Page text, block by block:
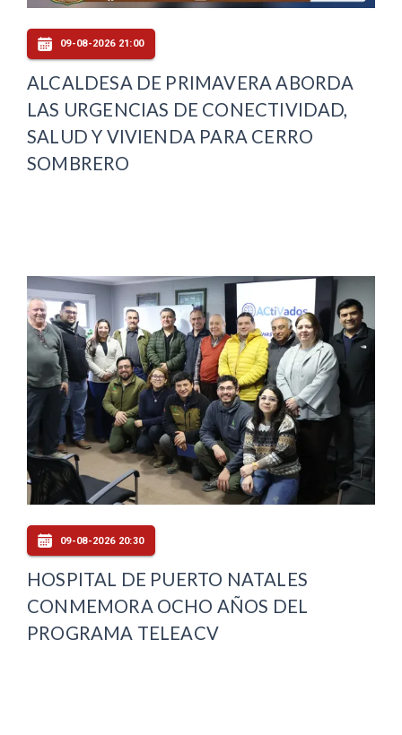
09-08-2026 21:00
ALCALDESA DE PRIMAVERA ABORDA
LAS URGENCIAS DE CONECTIVIDAD,
SALUD Y VIVIENDA PARA CERRO
SOMBRERO
09-08-2026 20:30
HOSPITAL DE PUERTO NATALES
CONMEMORA OCHO AÑOS DEL
PROGRAMA TELEACV